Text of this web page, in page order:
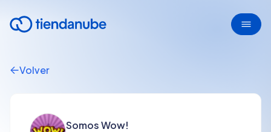
Volver
Somos Wow!